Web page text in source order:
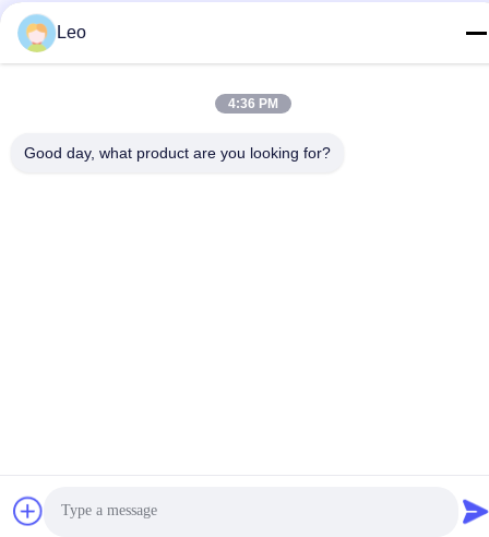
Cipta © 2023-2026 Jiangsu Service Petroleum Technology Co.,
Leo
4:36 PM
Good day, what product are you looking for?